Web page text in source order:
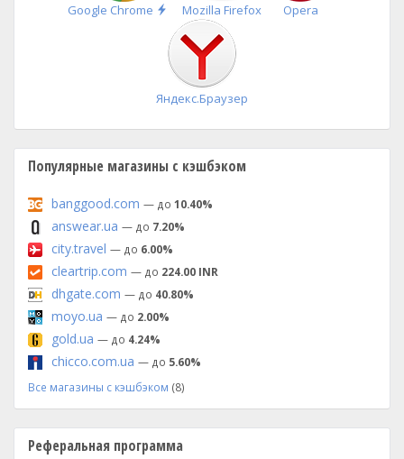
Google Chrome
Быстрая
установка
Mozilla Firefox Opera
Яндекс.Браузер
Популярные магазины с кэшбэком
banggood.com — до 10.40%
answear.ua — до 7.20%
city.travel — до 6.00%
cleartrip.com — до 224.00 INR
dhgate.com — до 40.80%
moyo.ua — до 2.00%
gold.ua — до 4.24%
chicco.com.ua — до 5.60%
Все магазины с кэшбэком (8)
Реферальная программа